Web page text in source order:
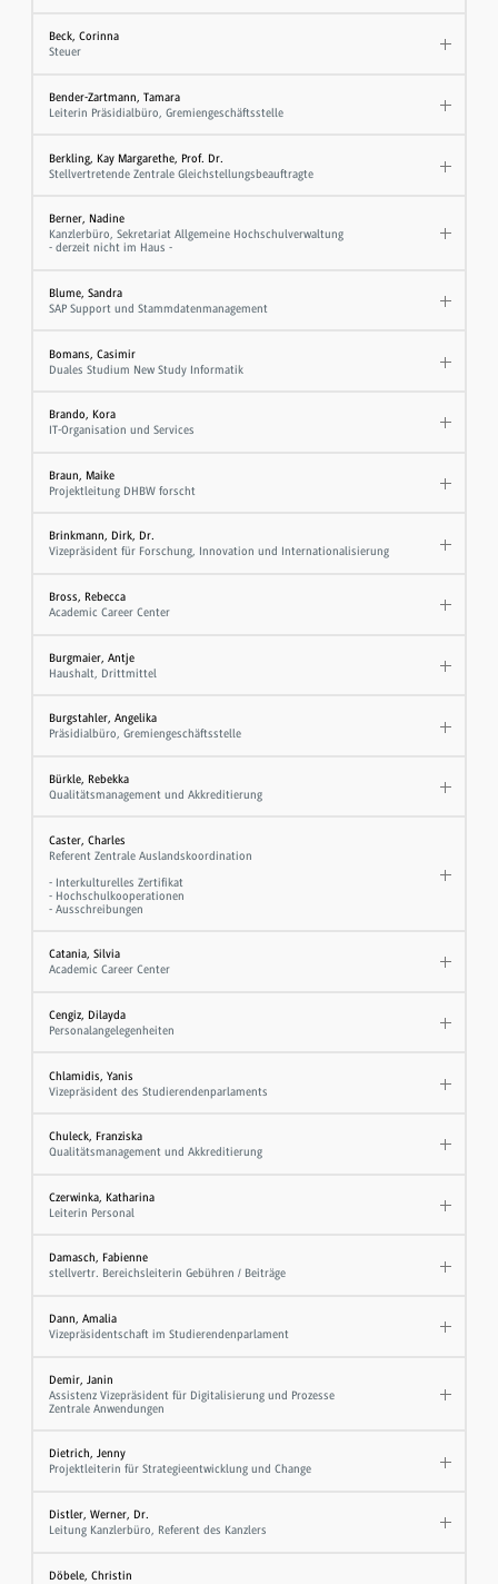
Beck, Corinna
Steuer
Bender-Zartmann, Tamara
Leiterin Präsidialbüro, Gremiengeschäftsstelle
Berkling, Kay Margarethe, Prof. Dr.
Stellvertretende Zentrale Gleichstellungsbeauftragte
Berner, Nadine
Kanzlerbüro, Sekretariat Allgemeine Hochschulverwaltung
- derzeit nicht im Haus -
Blume, Sandra
SAP Support und Stammdatenmanagement
Bomans, Casimir
Duales Studium New Study Informatik
Brando, Kora
IT-Organisation und Services
Braun, Maike
Projektleitung DHBW forscht
Brinkmann, Dirk, Dr.
Vizepräsident für Forschung, Innovation und Internationalisierung
Bross, Rebecca
Academic Career Center
Burgmaier, Antje
Haushalt, Drittmittel
Burgstahler, Angelika
Präsidialbüro, Gremiengeschäftsstelle
Bürkle, Rebekka
Qualitätsmanagement und Akkreditierung
Caster, Charles
Referent Zentrale Auslandskoordination
- Interkulturelles Zertifikat
- Hochschulkooperationen
- Ausschreibungen
Catania, Silvia
Academic Career Center
Cengiz, Dilayda
Personalangelegenheiten
Chlamidis, Yanis
Vizepräsident des Studierendenparlaments
Chuleck, Franziska
Qualitätsmanagement und Akkreditierung
Czerwinka, Katharina
Leiterin Personal
Damasch, Fabienne
stellvertr. Bereichsleiterin Gebühren / Beiträge
Dann, Amalia
Vizepräsidentschaft im Studierendenparlament
Demir, Janin
Assistenz Vizepräsident für Digitalisierung und Prozesse
Zentrale Anwendungen
Dietrich, Jenny
Projektleiterin für Strategieentwicklung und Change
Distler, Werner, Dr.
Leitung Kanzlerbüro, Referent des Kanzlers
Döbele, Christin